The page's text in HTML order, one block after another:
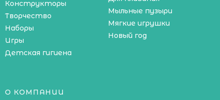
Конструкторы
Творчество
Наборы
Игры
Детская гигиена
Мыльные пузыри
Мягкие игрушки
Новый год
О КОМПАНИИ